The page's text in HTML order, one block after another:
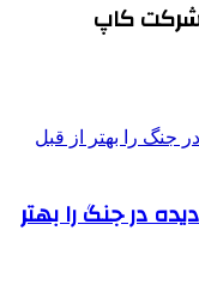
شرکت کاپ
در جنگ را بهتر